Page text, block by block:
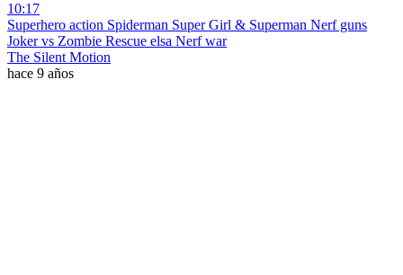
10:17
Superhero action Spiderman Super Girl & Superman Nerf guns
Joker vs Zombie Rescue elsa Nerf war
The Silent Motion
hace 9 años